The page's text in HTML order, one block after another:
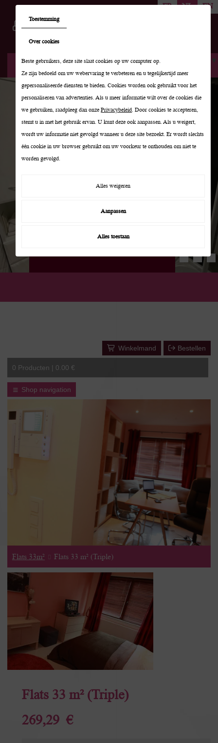
FR NL EN
Select Language ▼
KUNT U ONS CONTACTEREN :
Bestellen
Winkelmand
0 Producten | 0.00 €
Shop navigation
Flats 33m² Flats 33 m² (Triple)
Flats 33 m² (Triple)
269,29 €
Toestemming
Over cookies
Beste gebruikers, deze site slaat cookies op uw computer op.
Ze zijn bedoeld om uw webervaring te verbeteren en u tegelijkertijd meer
gepersonaliseerde diensten te bieden. Cookies worden ook gebruikt voor het
personaliseren van advertenties. Als u meer informatie wilt over de cookies die
we gebruiken, raadpleeg dan onzePrivacybeleid. Door cookies te accepteren,
stemt u in met het gebruik ervan. U kunt deze ook aanpassen. Als u weigert,
wordt uw informatie niet gevolgd wanneer u deze site bezoekt. Er wordt slechts
één cookie in uw browser gebruikt om uw voorkeur te onthouden om niet te
worden gevolgd.
Alles weigeren
Aanpassen
Alles toestaan